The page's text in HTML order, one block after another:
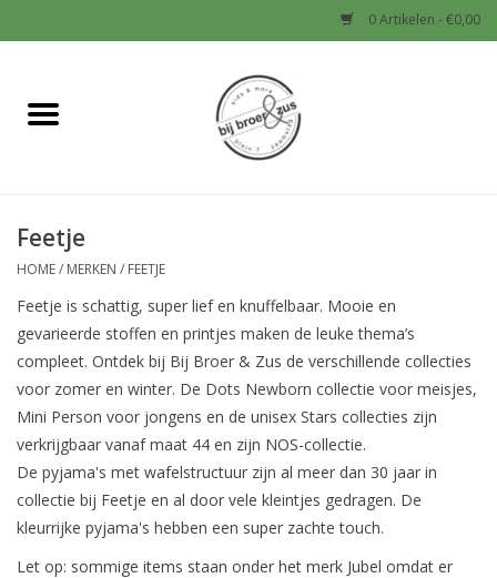
0 Artikelen - €0,00
Home
Baby
Meisjes
Sale!
Schoenen en Tassen
Speelgoed
Feetje
HOME/ MERKEN / FEETJE
Feetje is schattig, super lief en knuffelbaar. Mooie en
gevarieerde stoffen en printjes maken de leuke thema’s
compleet. Ontdek bij Bij Broer & Zus de verschillende collecties
voor zomer en winter. De Dots Newborn collectie voor meisjes,
Mini Person voor jongens en de unisex Stars collecties zijn
verkrijgbaar vanaf maat 44 en zijn NOS-collectie.
De pyjama's met wafelstructuur zijn al meer dan 30 jaar in
collectie bij Feetje en al door vele kleintjes gedragen. De
kleurrijke pyjama's hebben een super zachte touch.
Let op: sommige items staan onder het merk Jubel omdat er